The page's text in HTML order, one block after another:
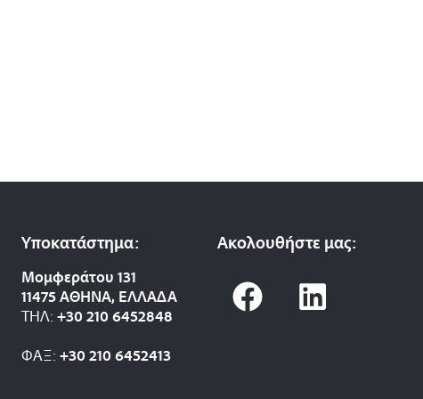
Υποκατάστημα:
Μομφεράτου 131
11475 ΑΘΗΝΑ, ΕΛΛΑΔΑ
ΤΗΛ: +30 210 6452848
ΦΑΞ: +30 210 6452413
Ακολουθήστε μας:
F
a
L
i